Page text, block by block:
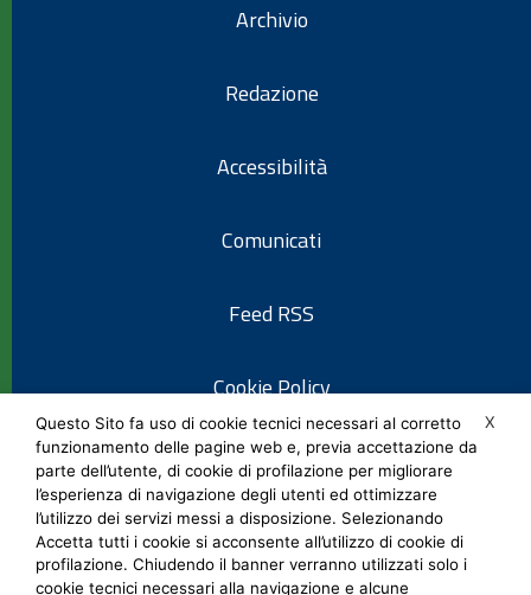
Archivio
Redazione
Accessibilità
Comunicati
Feed RSS
Cookie Policy
Informativa privacy
Note legali
X
Questo Sito fa uso di cookie tecnici necessari al corretto
funzionamento delle pagine web e, previa accettazione da
parte dell’utente, di cookie di profilazione per migliorare
l’esperienza di navigazione degli utenti ed ottimizzare
l’utilizzo dei servizi messi a disposizione. Selezionando
Accetta tutti i cookie si acconsente all’utilizzo di cookie di
profilazione. Chiudendo il banner verranno utilizzati solo i
cookie tecnici necessari alla navigazione e alcune